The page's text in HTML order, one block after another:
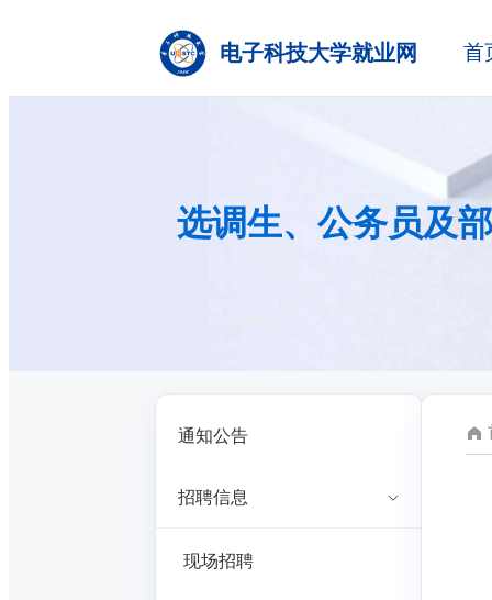
电子科技大学就业网 首
选调生、公务员及
通知公告
招聘信息
现场招聘